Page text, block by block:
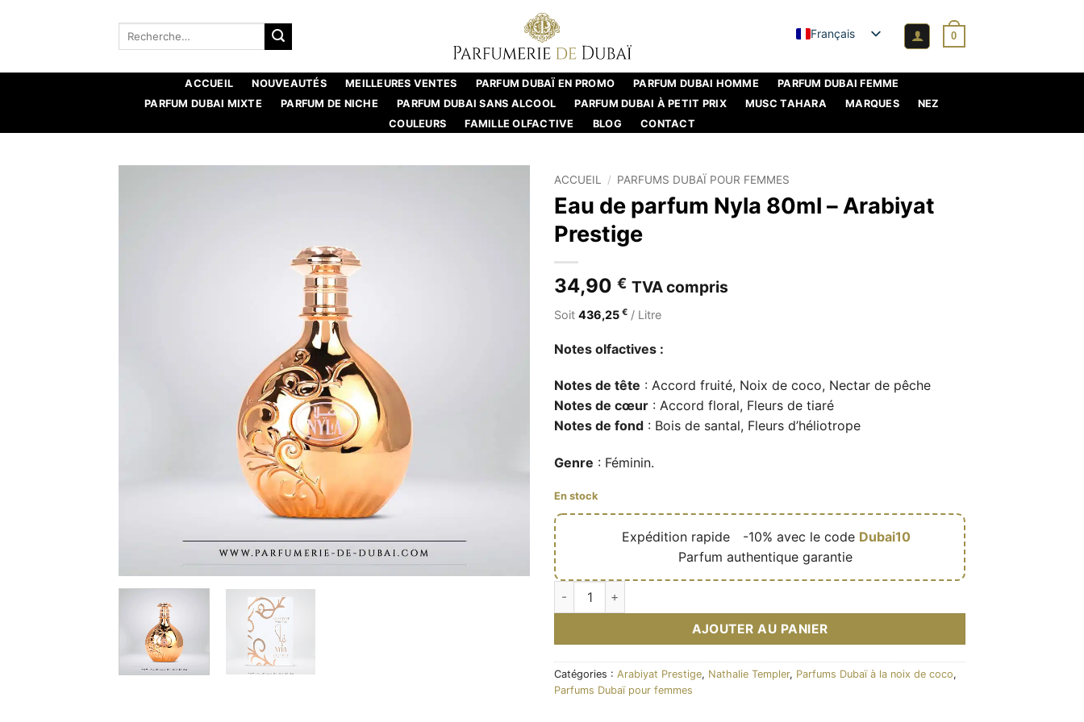
Recherche
Français 0
ACCUEIL NOUVEAUTÉS MEILLEURES VENTES PARFUM DUBAÏ EN PROMO PARFUM DUBAI HOMME
PARFUM DUBAI FEMME
PARFUM DUBAI MIXTE
PARFUM DE NICHE PARFUM DUBAI SANS ALCOOL PARFUM DUBAI À PETIT PRIX MUSC TAHARA MARQUES
NEZ
COULEURS
FAMILLE OLFACTIVE BLOG CONTACT
ACCUEIL / PARFUMS DUBAÏ POUR FEMMES
Eau de parfum Nyla 80ml – Arabiyat
Prestige
34,90 € TVA compris
Soit 436,25 € / Litre
Notes olfactives :
Notes de tête : Accord fruité, Noix de coco, Nectar de pêche
Notes de cœur : Accord floral, Fleurs de tiaré
Notes de fond : Bois de santal, Fleurs d’héliotrope
Genre : Féminin.
En stock
Expédition rapide -10% avec le code Dubai10
Parfum authentique garantie
quantité de Eau de parfum Nyla 80ml - Arabiyat Prestige
AJOUTER AU PANIER
Catégories : Arabiyat Prestige, Nathalie Templer, Parfums Dubaï à la noix de coco,
Parfums Dubaï pour femmes